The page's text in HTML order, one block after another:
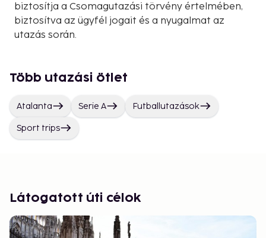
biztosítja a Csomagutazási törvény értelmében,
biztosítva az ügyfél jogait és a nyugalmat az
utazás során.
Több utazási ötlet
Atalanta Serie A Futballutazások
Sport trips
Látogatott úti célok